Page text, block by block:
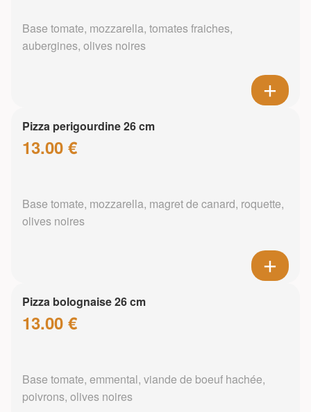
Base tomate, mozzarella, tomates fraiches,
aubergines, olives noires
Pizza perigourdine 26 cm
13.00 €
Base tomate, mozzarella, magret de canard, roquette,
olives noires
Pizza bolognaise 26 cm
13.00 €
Base tomate, emmental, viande de boeuf hachée,
poivrons, olives noires